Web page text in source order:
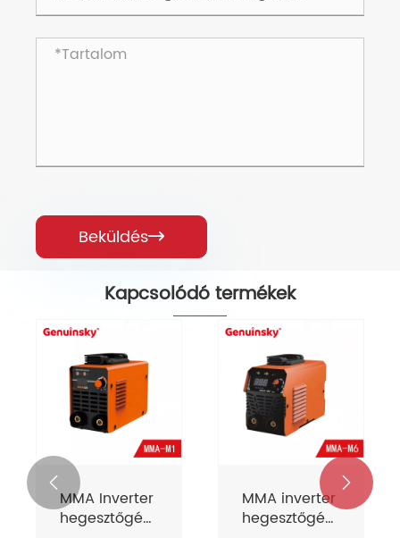
Beküldés
Kapcsolódó termékek
MMA Inverter
hegesztőgép
MMA inverter
hegesztőgép
 